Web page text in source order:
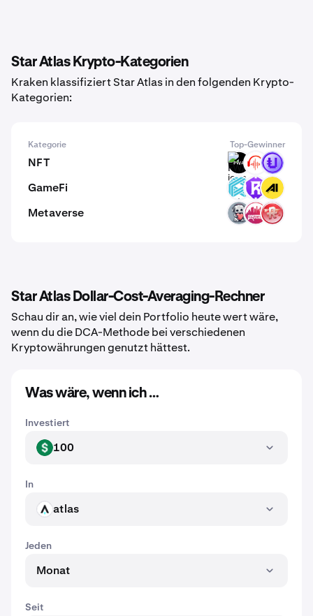
Star Atlas Krypto-Kategorien
Kraken klassifiziert Star Atlas in den folgenden Krypto-
Kategorien:
Kategorie Top-Gewinner
NFT FWA BEAT PUNK
GameFi LUX RST AIPO
Metaverse EMT SIN RMV
Star Atlas Dollar-Cost-Averaging-Rechner
Schau dir an, wie viel dein Portfolio heute wert wäre,
wenn du die DCA-Methode bei verschiedenen
Kryptowährungen genutzt hättest.
Was wäre, wenn ich …
Investiert
USD 100
In
ATLAS atlas
Jeden
Monat
Seit